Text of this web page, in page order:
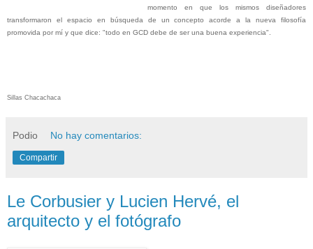
momento en que los mismos diseñadores
transformaron el espacio en búsqueda de un concepto acorde a la nueva filosofía
promovida por mí y que dice: "todo en GCD debe de ser una buena experiencia".
Sillas C hacachaca
Podio No hay comentarios:
Compartir
Le Corbusier y Lucien Hervé, el
arquitecto y el fotógrafo